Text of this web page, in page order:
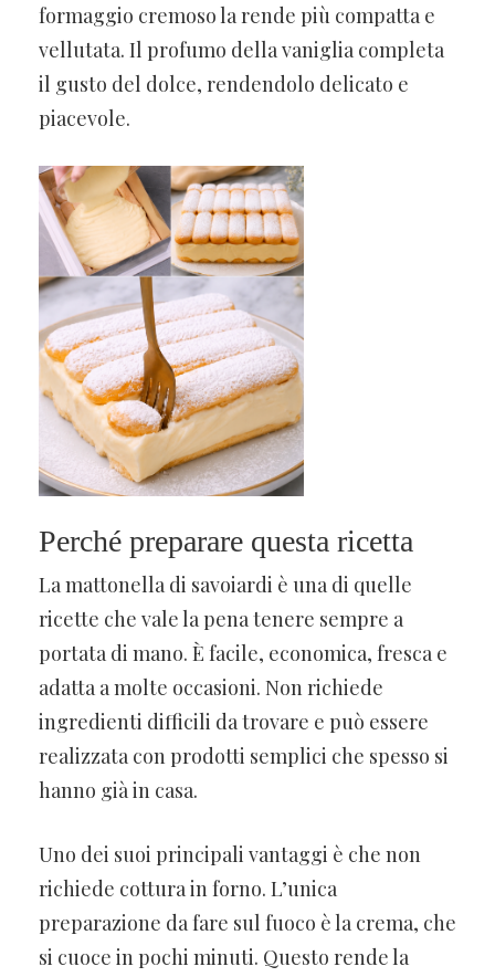
formaggio cremoso la rende più compatta e
vellutata. Il profumo della vaniglia completa
il gusto del dolce, rendendolo delicato e
piacevole.
Perché preparare questa ricetta
La mattonella di savoiardi è una di quelle
ricette che vale la pena tenere sempre a
portata di mano. È facile, economica, fresca e
adatta a molte occasioni. Non richiede
ingredienti difficili da trovare e può essere
realizzata con prodotti semplici che spesso si
hanno già in casa.
Uno dei suoi principali vantaggi è che non
richiede cottura in forno. L’unica
preparazione da fare sul fuoco è la crema, che
si cuoce in pochi minuti. Questo rende la